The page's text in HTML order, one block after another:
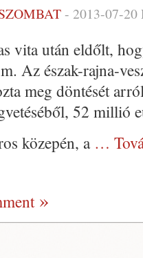
- 2013-07-20
vita után eldőlt,
Az észak-rajna-
meg döntését
52 millió
közepén, a …